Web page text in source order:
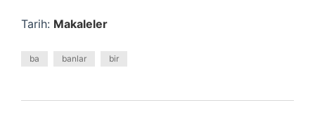
Tarih: Makaleler
ba banlar bir